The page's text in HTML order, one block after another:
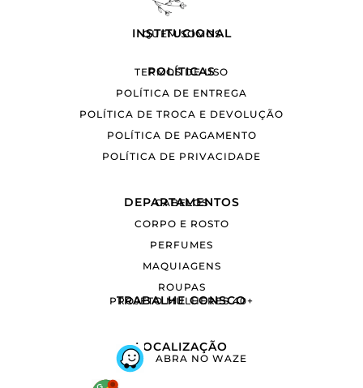
INSTITUCIONAL
QUEM SOMOS
POLÍTICAS
TERMOS DE USO
POLÍTICA DE ENTREGA
POLÍTICA DE TROCA E DEVOLUÇÃO
POLÍTICA DE PAGAMENTO
POLÍTICA DE PRIVACIDADE
DEPARTAMENTOS
CABELOS
CORPO E ROSTO
PERFUMES
MAQUIAGENS
ROUPAS
TRABALHE CONSCO
PROJETO MULHERES 40+
LOCALIZAÇÃO
ABRA NO WAZE